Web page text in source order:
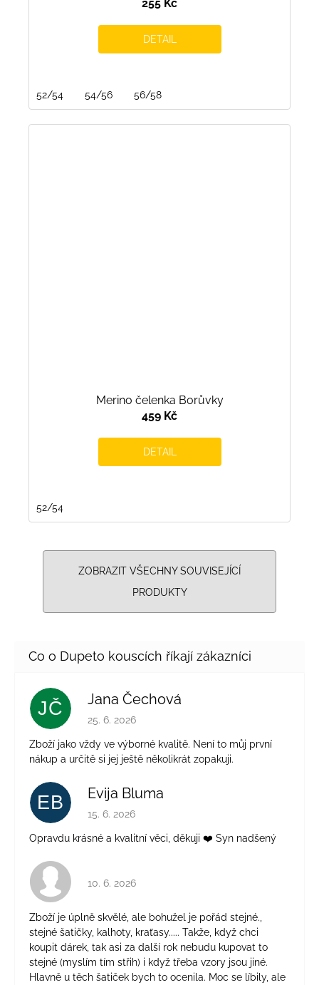
255 Kč
DETAIL
52/54 54/56 56/58
Merino čelenka Borůvky
459 Kč
DETAIL
52/54
ZOBRAZIT VŠECHNY SOUVISEJÍCÍ
PRODUKTY
JČ Jana Čechová
Hodnocení obchodu je 5 z 5 hvězdiček.
25. 6. 2026
Zboží jako vždy ve výborné kvalitě. Není to můj první
nákup a určitě si jej ještě několikrát zopakuji.
EB Evija Bluma
Hodnocení obchodu je 5 z 5 hvězdiček.
15. 6. 2026
Opravdu krásné a kvalitní věci, děkuji ❤️ Syn nadšený
Hodnocení obchodu je 4 z 5 hvězdiček.
10. 6. 2026
Zboží je úplně skvělé, ale bohužel je pořád stejné.,
stejné šatičky, kalhoty, kraťasy..... Takže, když chci
koupit dárek, tak asi za další rok nebudu kupovat to
stejné (myslím tím střih) i když třeba vzory jsou jiné.
Hlavně u těch šatiček bych to ocenila. Moc se líbily, ale